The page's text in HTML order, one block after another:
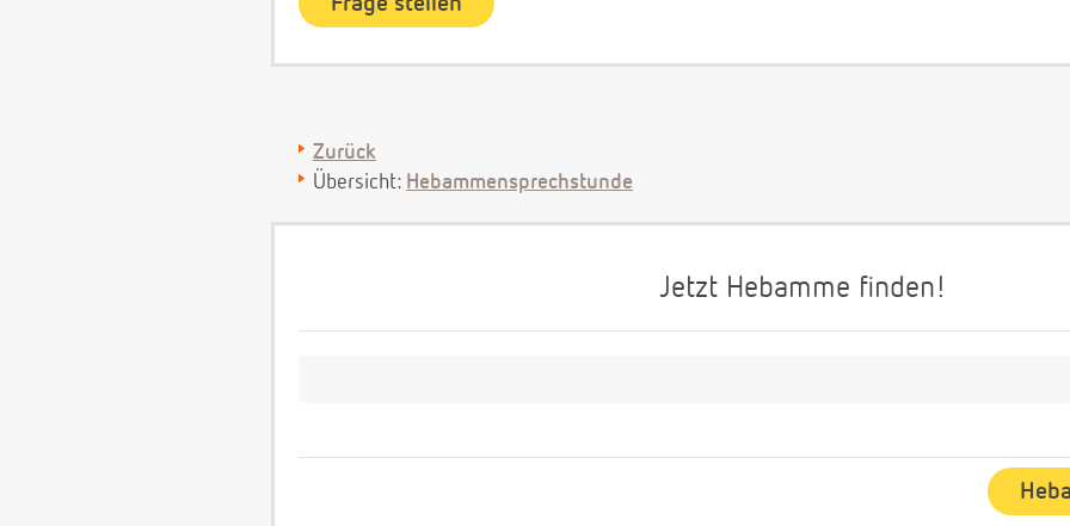
Zurück
Übersicht: Hebammensprechstunde
Jetzt Hebamme finden!